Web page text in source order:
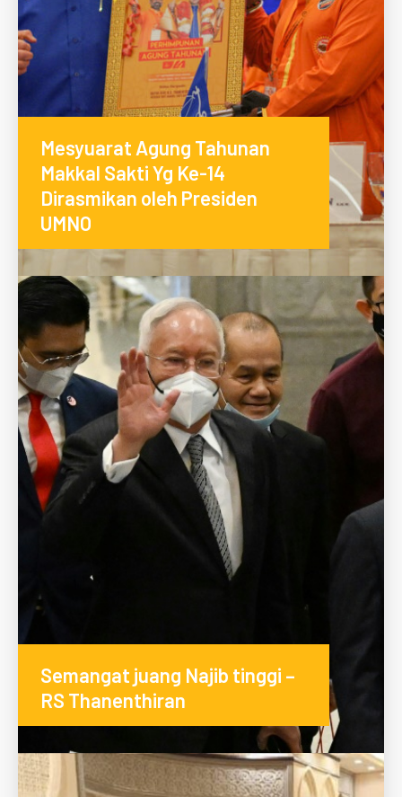
Mesyuarat Agung Tahunan
Makkal Sakti Yg Ke-14
Dirasmikan oleh Presiden
UMNO
Semangat juang Najib tinggi –
RS Thanenthiran